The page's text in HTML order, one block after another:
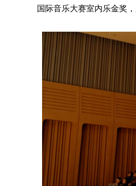
国际音乐大赛室内乐金奖